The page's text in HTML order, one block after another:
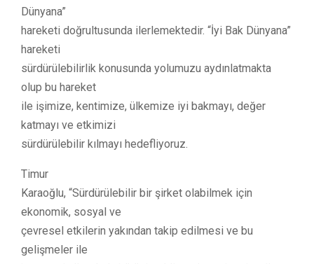
Dünyana”
hareketi doğrultusunda ilerlemektedir. “İyi Bak Dünyana”
hareketi
sürdürülebilirlik konusunda yolumuzu aydınlatmakta
olup bu hareket
ile işimize, kentimize, ülkemize iyi bakmayı, değer
katmayı ve etkimizi
sürdürülebilir kılmayı hedefliyoruz.
Timur
Karaoğlu, “Sürdürülebilir bir şirket olabilmek için
ekonomik, sosyal ve
çevresel etkilerin yakından takip edilmesi ve bu
gelişmeler ile